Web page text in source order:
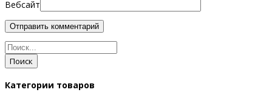
Вебсайт
Поиск
Категории товаров